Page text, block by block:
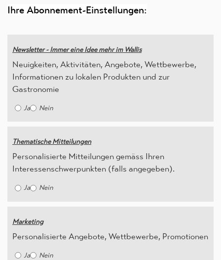
Ihre Abonnement-Einstellungen:
Newsletter - Immer eine Idee mehr im Wallis
Neuigkeiten, Aktivitäten, Angebote, Wettbewerbe,
Informationen zu lokalen Produkten und zur
Gastronomie
Ja Nein
Thematische Mitteilungen
Personalisierte Mitteilungen gemäss Ihren
Interessenschwerpunkten (falls angegeben).
Ja Nein
Marketing
Personalisierte Angebote, Wettbewerbe, Promotionen
Ja Nein